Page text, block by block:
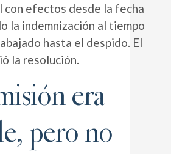
con efectos desde la fecha
la indemnización al tiempo
hasta el despido. El
la resolución.
era
pero no